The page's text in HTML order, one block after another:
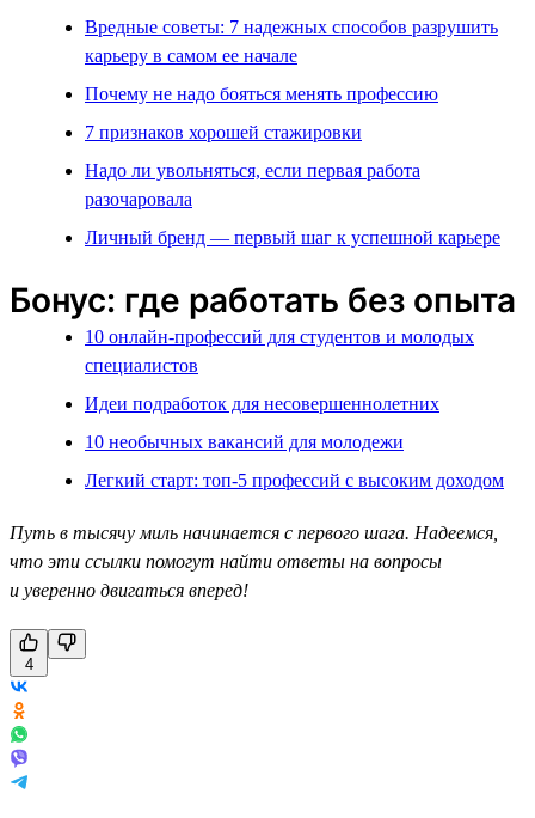
Вредные советы: 7 надежных способов разрушить
карьеру в самом ее начале
Почему не надо бояться менять профессию
7 признаков хорошей стажировки
Надо ли увольняться, если первая работа
разочаровала
Личный бренд — первый шаг к успешной карьере
Бонус: где работать без опыта
10 онлайн-профессий для студентов и молодых
специалистов
Идеи подработок для несовершеннолетних
10 необычных вакансий для молодежи
Легкий старт: топ-5 профессий с высоким доходом
Путь в тысячу миль начинается с первого шага. Надеемся,
что эти ссылки помогут найти ответы на вопросы
и уверенно двигаться вперед!
4